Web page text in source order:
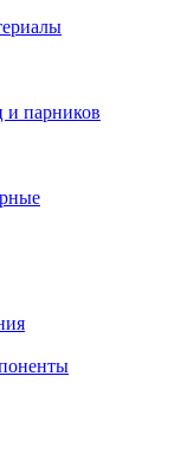
и парников